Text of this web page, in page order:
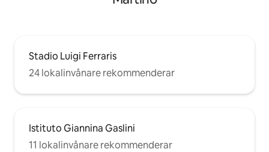
Stadio Luigi Ferraris
24 lokalinvånare rekommenderar
Istituto Giannina Gaslini
11 lokalinvånare rekommenderar